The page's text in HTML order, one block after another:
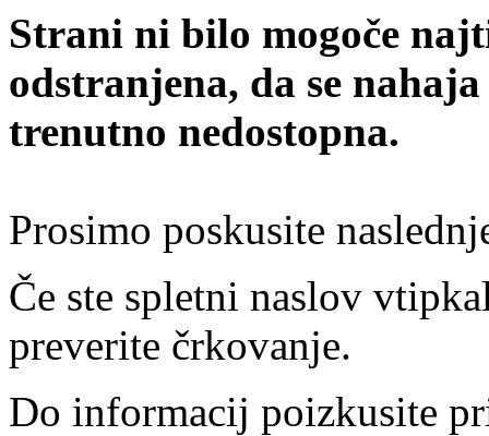
Strani ni bilo mogoče
odstranjena, da se
trenutno nedostopna.
Prosimo poskusite
Če ste spletni naslov
preverite črkovanje.
Do informacij poizkusite